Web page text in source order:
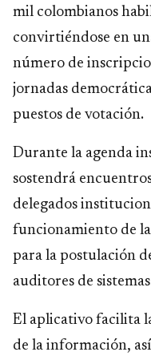
mil colombianos
convirtiéndose en
número de
jornadas
puestos de votación.
Durante la agenda
sostendrá
delegados
funcionamiento de
para la postulación
auditores de
El aplicativo facilita
de la información,